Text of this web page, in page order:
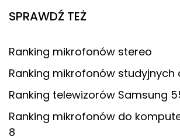
SPRAWDŹ TEŻ
Ranking mikrofonów stereo
Ranking mikrofonów studyjnych
Ranking telewizorów Samsung
Ranking mikrofonów do
8